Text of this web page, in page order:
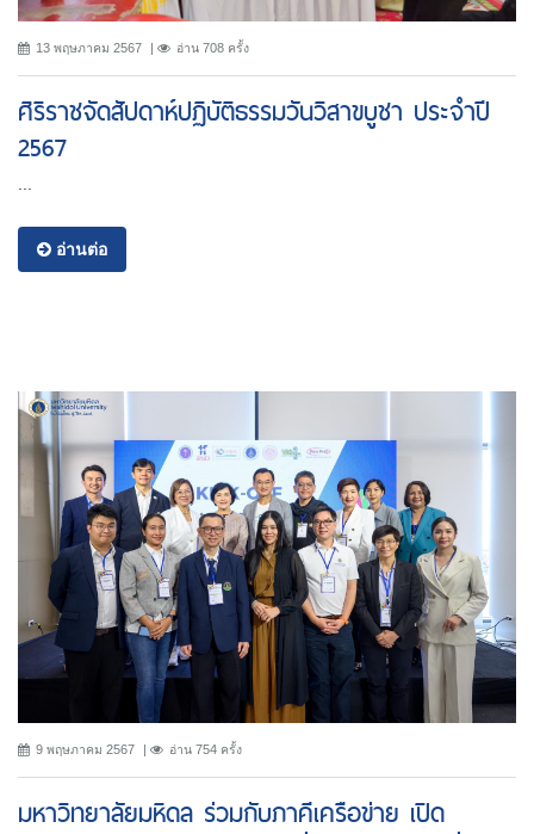
13 พฤษภาคม 2567 อ่าน 708 ครั้ง
ศิริราชจัดสัปดาห์ปฏิบัติธรรมวันวิสาขบูชา ประจำปี
2567
...
อ่านต่อ
9 พฤษภาคม 2567 อ่าน 754 ครั้ง
มหาวิทยาลัยมหิดล ร่วมกับภาคีเครือข่าย เปิด